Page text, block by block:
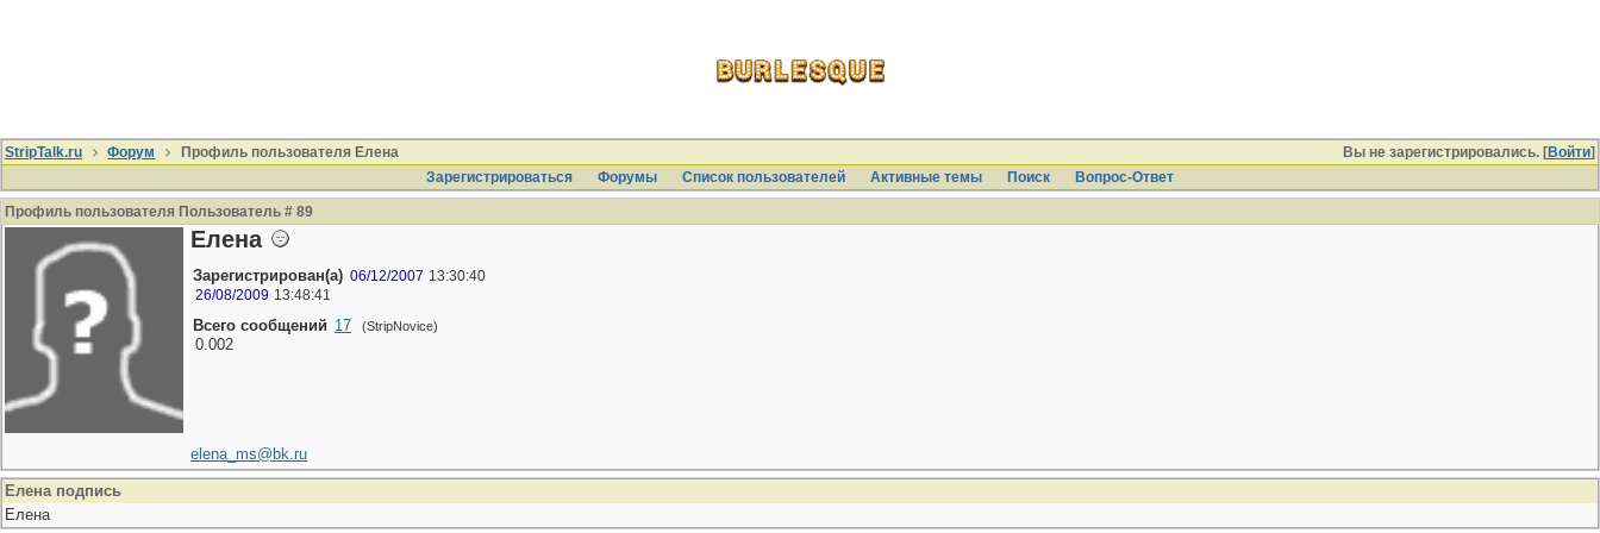
Вы не зарегистрировались. [Войти]
StripTalk.ru Форум
Профиль пользователя Елена
Зарегистрироваться
Форумы Список пользователей Активные темы Поиcк Вопрос-Ответ
Профиль пользователя Пользователь # 89
Елена
Зарегистрирован(а) 06/12/2007 13:30:40
26/08/2009 13:48:41
Всего сообщений 17 (StripNovice)
0.002
elena_ms@bk.ru
Елена подпись
Елена